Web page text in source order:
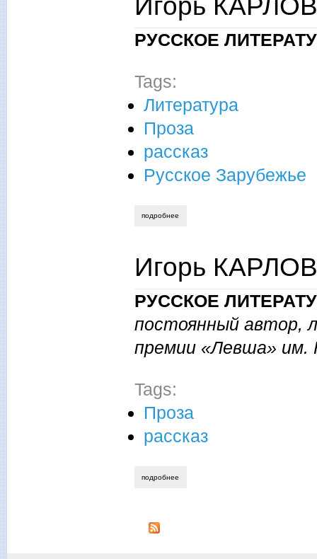
РУССКОЕ
Tags:
Литература
Проза
рассказ
Русское Зарубежье
подробнее
Игорь
РУССКОЕ
постоянный автор,
премии «Левша» им.
Tags:
Проза
рассказ
подробнее